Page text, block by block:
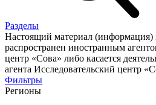
Разделы
Настоящий материал (информация)
распространен иностранным
центр «Сова» либо касается
агента Исследовательский центр
Фильтры
Регионы